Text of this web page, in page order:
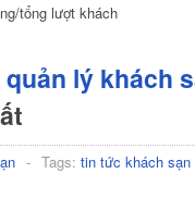
tổng lượt khách
quản lý khách
- Tags: tin tức khách sạn